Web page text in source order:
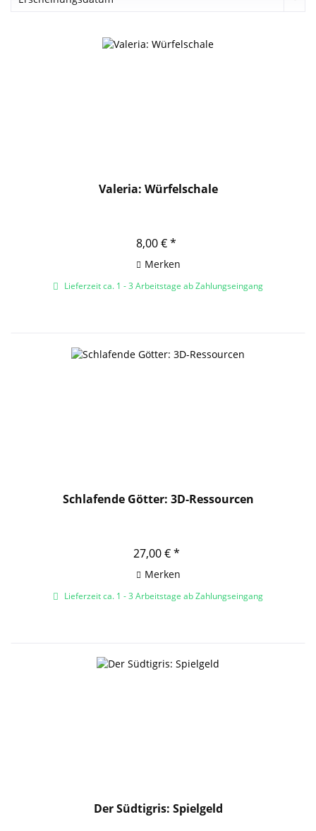
Valeria: Würfelschale
8,00 € *
Merken
Lieferzeit ca. 1 - 3 Arbeitstage ab Zahlungseingang
Schlafende Götter: 3D-Ressourcen
27,00 € *
Merken
Lieferzeit ca. 1 - 3 Arbeitstage ab Zahlungseingang
Der Südtigris: Spielgeld